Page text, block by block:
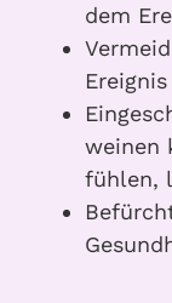
dem
Ereignis
weinen
fühlen,